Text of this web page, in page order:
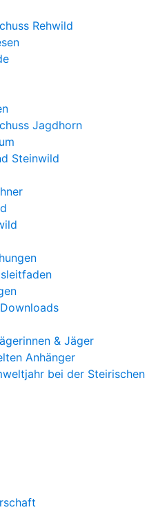
Rehwild
Jagdhorn
Steinwild
& Jäger
Anhänger
bei der Steirischen